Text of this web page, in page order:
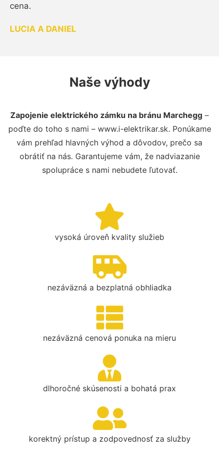
cena.
LUCIA A DANIEL
Naše výhody
Zapojenie elektrického zámku na bránu Marchegg –
poďte do toho s nami – www.i-elektrikar.sk. Ponúkame
vám prehľad hlavných výhod a dôvodov, prečo sa
obrátiť na nás. Garantujeme vám, že nadviazanie
spolupráce s nami nebudete ľutovať.
vysoká úroveň kvality služieb
nezáväzná a bezplatná obhliadka
nezáväzná cenová ponuka na mieru
dlhoročné skúsenosti a bohatá prax
korektný prístup a zodpovednosť za služby